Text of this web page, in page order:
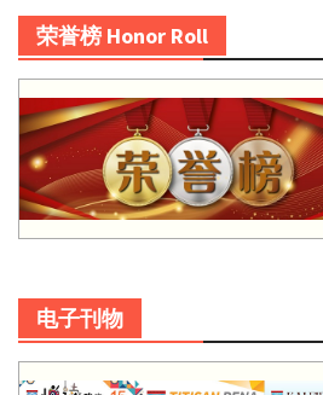
荣誉榜 Honor Roll
电子刊物